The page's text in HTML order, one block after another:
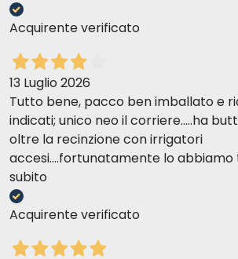
Acquirente verificato
13 Luglio 2026
Tutto bene, pacco ben imballato e
indicati; unico neo il corriere.....ha
oltre la recinzione con irrigatori
accesi....fortunatamente lo
subito
Acquirente verificato